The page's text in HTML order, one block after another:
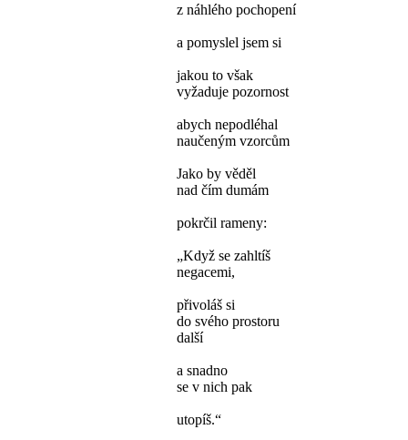
z náhlého pochopení
a pomyslel jsem si
jakou to však
vyžaduje pozornost
abych nepodléhal
naučeným vzorcům
Jako by věděl
nad čím dumám
pokrčil rameny:
„Když se zahltíš
negacemi,
přivoláš si
do svého prostoru
další
a snadno
se v nich pak
utopíš.“